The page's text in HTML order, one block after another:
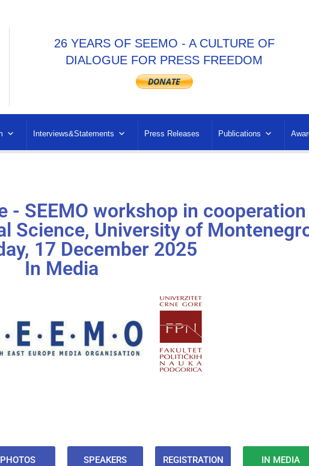
26 YEARS OF SEEMO - A CULTURE OF
DIALOGUE FOR PRESS FREEDOM
Interviews&Statements Press Releases Publications
- SEEMO workshop in cooperation
Science, University of
17 December 2025
In Media
PHOTOS SPEAKERS REGISTRATION IN MEDIA